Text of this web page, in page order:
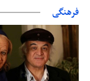
فرهنگی